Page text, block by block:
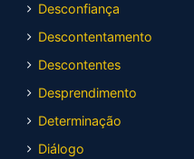
Desconfiança
Descontentamento
Descontentes
Desprendimento
Determinação
Diálogo